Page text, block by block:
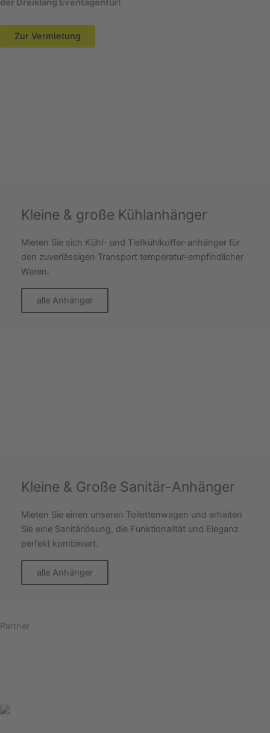
der Dreiklang Eventagentur!
Zur Vermietung
Kleine & große Kühlanhänger
Mieten Sie sich Kühl- und Tiefkühlkoffer-anhänger für
den zuverlässigen Transport temperatur-empfindlicher
Waren.
alle Anhänger
Kleine & Große Sanitär-Anhänger
Mieten Sie einen unseren Toilettenwagen und erhalten
Sie eine Sanitärlösung, die Funktionalität und Eleganz
perfekt kombiniert.
alle Anhänger
Partner